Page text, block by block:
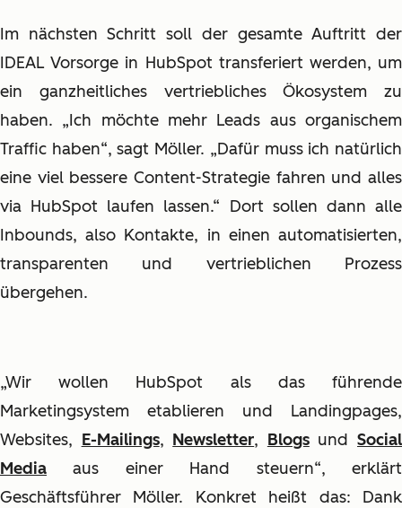
Im nächsten Schritt soll der gesamte Auftritt der
IDEAL Vorsorge in HubSpot transferiert werden, um
ein ganzheitliches vertriebliches Ökosystem zu
haben. „Ich möchte mehr Leads aus organischem
Traffic haben“, sagt Möller. „Dafür muss ich natürlich
eine viel bessere Content-Strategie fahren und alles
via HubSpot laufen lassen.“ Dort sollen dann alle
Inbounds, also Kontakte, in einen automatisierten,
transparenten und vertrieblichen Prozess
übergehen.
„Wir wollen HubSpot als das führende
Marketingsystem etablieren und Landingpages,
Websites, E-Mailings, Newsletter, BlogsundSocial
Media aus einer Hand steuern“, erklärt
Geschäftsführer Möller. Konkret heißt das: Dank